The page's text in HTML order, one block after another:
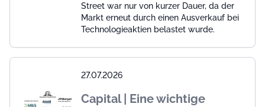
Street war nur von kurzer Dauer, da der
Markt erneut durch einen Ausverkauf bei
Technologieaktien belastet wurde.
27.07.2026
Capital | Eine wichtige